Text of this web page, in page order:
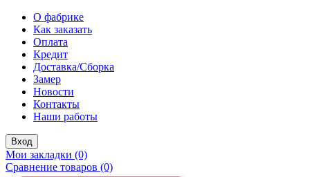
О фабрике
Как заказать
Оплата
Кредит
Доставка/Сборка
Замер
Новости
Контакты
Наши работы
Вход
Мои закладки (0)
Сравнение товаров (0)